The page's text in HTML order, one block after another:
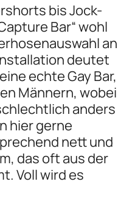
bis Jock-
Bar“ wohl
an
deutet
echte Gay Bar,
Männern, wobei
anders
hier gerne
nett und
das oft aus der
Voll wird es